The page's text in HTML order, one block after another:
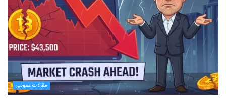
مقالات عمومی